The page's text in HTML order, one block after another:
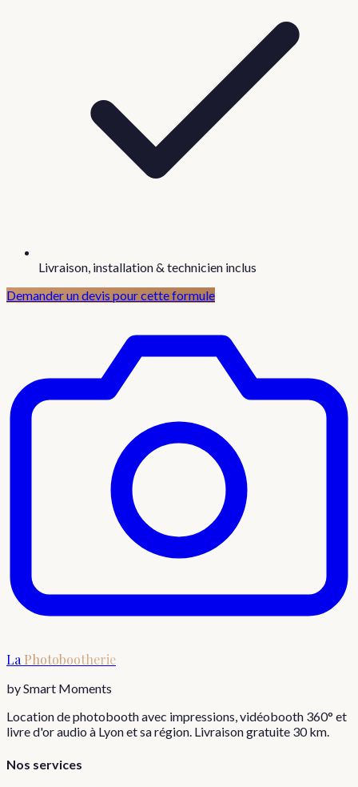
Livraison, installation & technicien inclus
Demander un devis pour cette formule
LaPhotobootherie
by Smart Moments
Location de photobooth avec impressions, vidéobooth 360° et
livre d'or audio à Lyon et sa région. Livraison gratuite 30 km.
Nos services